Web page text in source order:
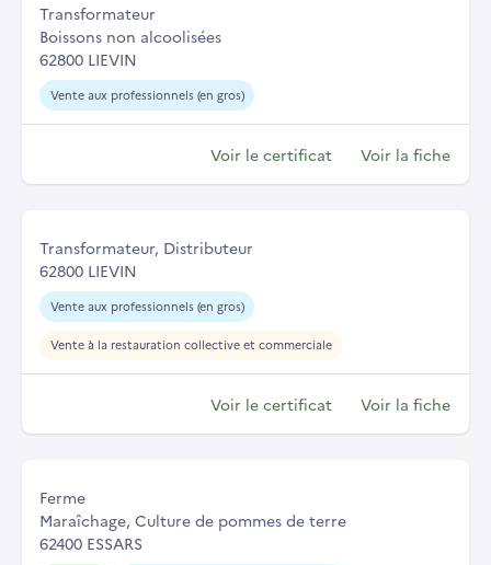
Transformateur
Boissons non alcoolisées
62800 LIEVIN
Vente aux professionnels (en gros)
Voir le certificat Voir la fiche
Transformateur, Distributeur
62800 LIEVIN
Vente aux professionnels (en gros)
Vente à la restauration collective et commerciale
Voir le certificat Voir la fiche
Ferme
Maraîchage, Culture de pommes de terre
62400 ESSARS